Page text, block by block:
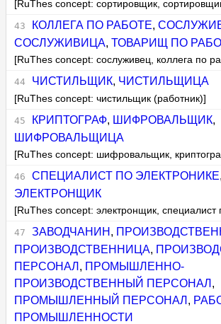
[RuThes concept: сортировщик,
КОЛЛЕГА ПО РАБОТЕ,
СОСЛУЖИВИЦА,ТОВАРИЩ ПО
[RuThes concept: сослуживец, коллега по
ЧИСТИЛЬЩИК, ЧИСТИЛЬЩИЦА
[RuThes concept: чистильщик (работник)]
КРИПТОГРАФ, ШИФРОВАЛЬЩИК,
ШИФРОВАЛЬЩИЦА
[RuThes concept: шифровальщик,
СПЕЦИАЛИСТ ПО ЭЛЕКТРОНИКЕ,
ЭЛЕКТРОНЩИК
[RuThes concept: электронщик, специалист
ЗАВОДЧАНИН ,
ПРОИЗВОДСТВЕННИЦА,
ПЕРСОНАЛ , ПРОМЫШЛЕННО-
ПРОИЗВОДСТВЕННЫЙ ПЕРСОНАЛ ,
ПРОМЫШЛЕННЫЙ ПЕРСОНАЛ ,
ПРОМЫШЛЕННОСТИ